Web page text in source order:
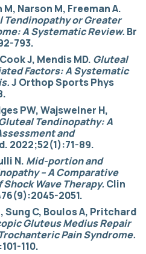
Narson M, Freeman A.
or Greater
A Systematic Review. Br
793.
J, Mendis MD. Gluteal
Factors: A Systematic
J Orthop Sports Phys
PW, Wajswelner H,
Tendinopathy: A
and
2022;52(1):71-89.
N. Mid-portion and
– A Comparative
Wave Therapy. Clin
2051.
Sung C, Boulos A, Pritchard
Gluteus Medius Repair
Pain Syndrome.
110.